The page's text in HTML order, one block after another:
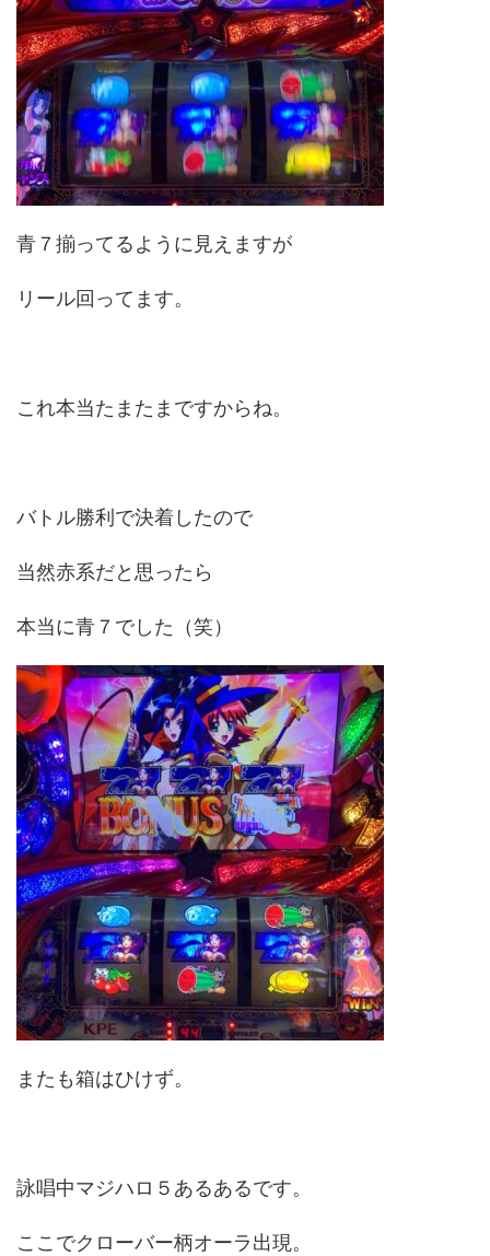
青７揃ってるように見えますが
リール回ってます。
これ本当たまたまですからね。
バトル勝利で決着したので
当然赤系だと思ったら
本当に青７でした（笑）
またも箱はひけず。
詠唱中マジハロ５あるあるです。
ここでクローバー柄オーラ出現。